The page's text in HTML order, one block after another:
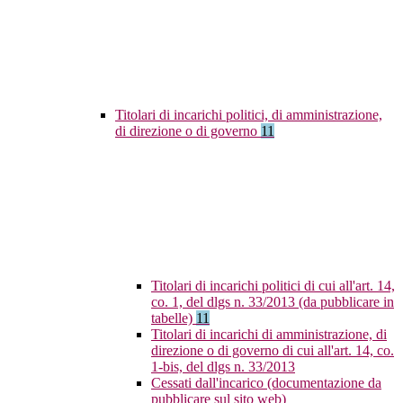
Titolari di incarichi politici, di amministrazione,
di direzione o di governo 11
Titolari di incarichi politici di cui all'art. 14,
co. 1, del dlgs n. 33/2013 (da pubblicare in
tabelle) 11
Titolari di incarichi di amministrazione, di
direzione o di governo di cui all'art. 14, co.
1-bis, del dlgs n. 33/2013
Cessati dall'incarico (documentazione da
pubblicare sul sito web)